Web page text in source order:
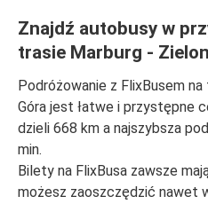
Znajdź autobusy w
trasie Marburg -
Podróżowanie z FlixBusem
Góra jest łatwe i przystępne
dzieli 668 km a najszybsza
min.
Bilety na FlixBusa zawsze
możesz zaoszczędzić nawet